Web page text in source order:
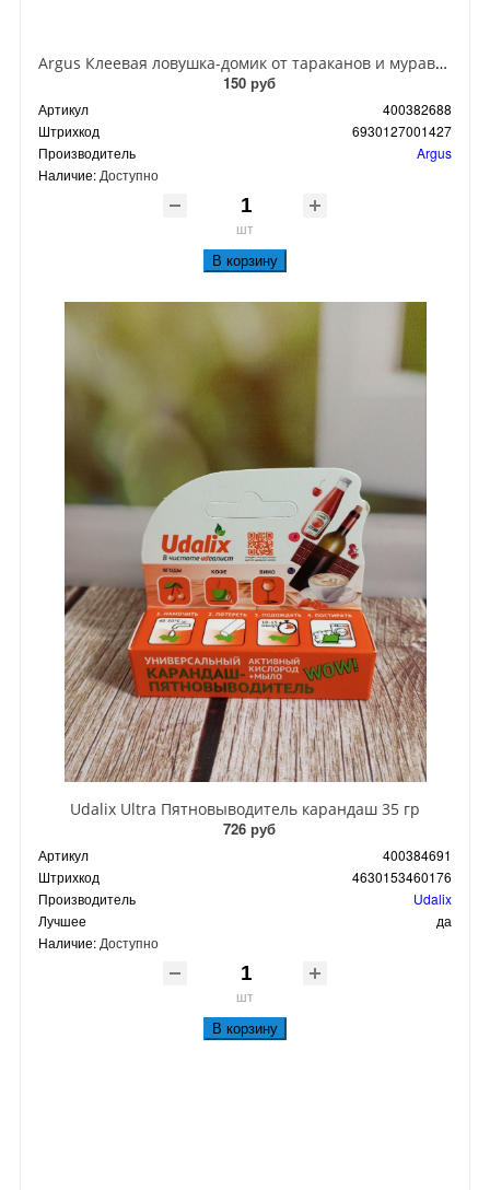
Argus Клеевая ловушка-домик от тараканов и муравьев
150 руб
Артикул
400382688
Штрихкод
6930127001427
Производитель
Argus
Наличие: Доступно
шт
В корзину
Udalix Ultra Пятновыводитель карандаш 35 гр
726 руб
Артикул
400384691
Штрихкод
4630153460176
Производитель
Udalix
Лучшее
да
Наличие: Доступно
шт
В корзину